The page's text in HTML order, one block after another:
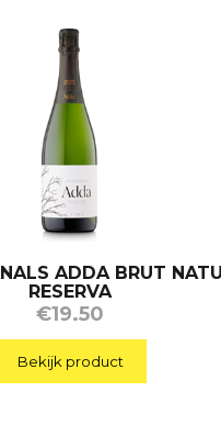
ADDA BRUT
RESERVA
€19.50
Bekijk product